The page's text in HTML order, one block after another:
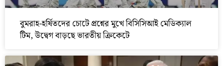
বুমরাহ-হর্ষিতদের চোটে প্রশ্নের মুখে বিসিসিআই মেডিক্যাল
টিম, উদ্বেগ বাড়ছে ভারতীয় ক্রিকেটে